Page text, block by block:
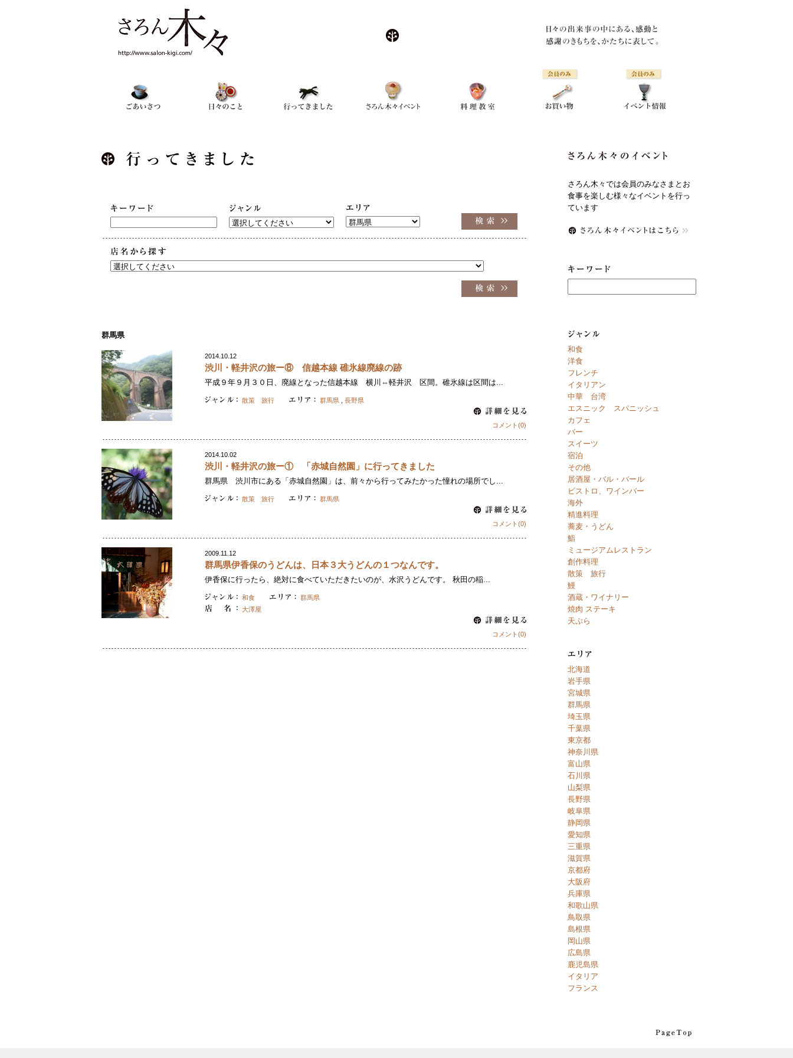
群馬県
2014.10.12
渋川・軽井沢の旅ー⑧ 信越本線 碓氷線廃線の跡
平成９年９月３０日、廃線となった信越本線 横川⇔軽井沢 区間。碓氷線は区間は...
散策 旅行 群馬県 長野県
コメント(0)
2014.10.02
渋川・軽井沢の旅ー① 「赤城自然園」に行ってきました
群馬県 渋川市にある「赤城自然園」は、前々から行ってみたかった憧れの場所でし...
散策 旅行 群馬県
コメント(0)
2009.11.12
群馬県伊香保のうどんは、日本３大うどんの１つなんです。
伊香保に行ったら、絶対に食べていただきたいのが、水沢うどんです。 秋田の稲...
和食
群馬県
大澤屋
コメント(0)
さろん木々では会員のみなさまとお
食事を楽しむ様々なイベントを行っ
ています
和食
洋食
フレンチ
イタリアン
中華 台湾
エスニック スパニッシュ
カフェ
バー
スイーツ
宿泊
その他
居酒屋・バル・バール
ビストロ、ワインバー
海外
精進料理
蕎麦・うどん
鮨
ミュージアムレストラン
創作料理
散策 旅行
鰻
酒蔵・ワイナリー
焼肉 ステーキ
天ぷら
北海道
岩手県
宮城県
群馬県
埼玉県
千葉県
東京都
神奈川県
富山県
石川県
山梨県
長野県
岐阜県
静岡県
愛知県
三重県
滋賀県
京都府
大阪府
兵庫県
和歌山県
鳥取県
島根県
岡山県
広島県
鹿児島県
イタリア
フランス